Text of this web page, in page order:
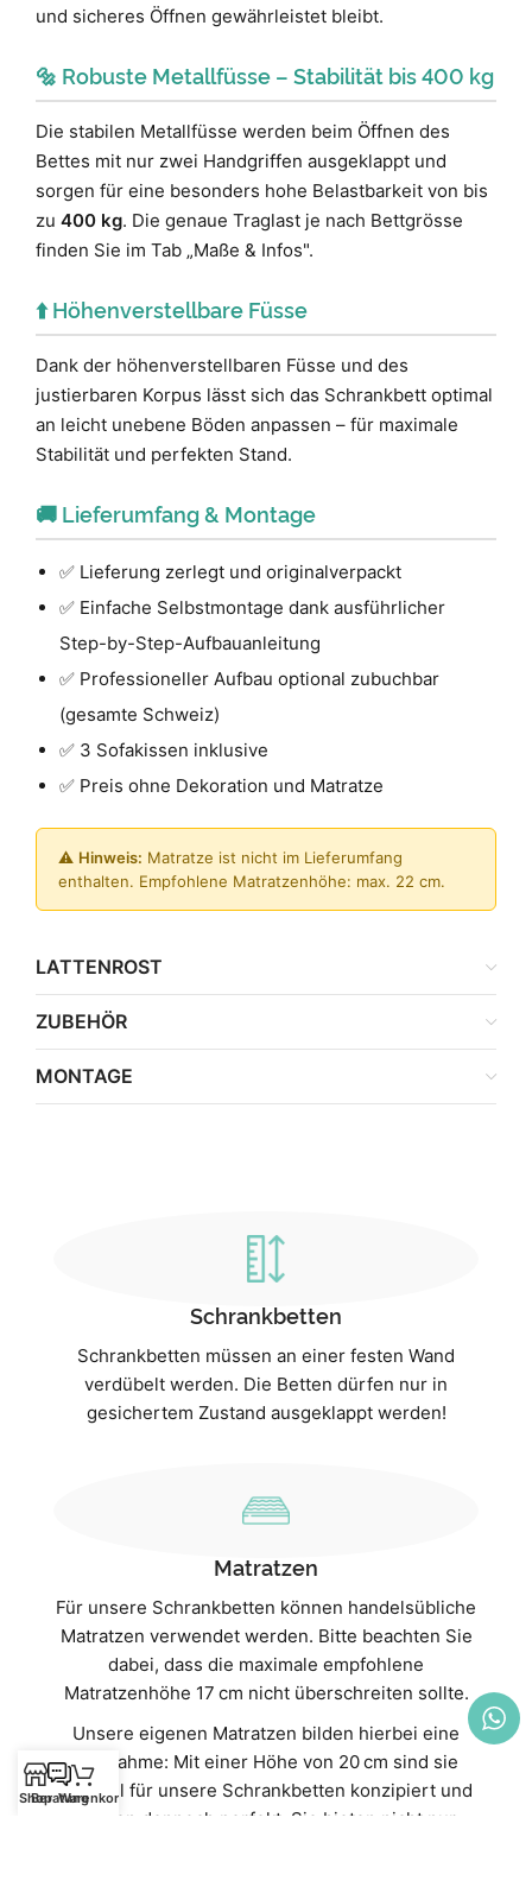
und sicheres Öffnen gewährleistet bleibt.
🔩 Robuste Metallfüsse – Stabilität bis 400 kg
Die stabilen Metallfüsse werden beim Öffnen des
Bettes mit nur zwei Handgriffen ausgeklappt und
sorgen für eine besonders hohe Belastbarkeit von bis
zu 400 kg. Die genaue Traglast je nach Bettgrösse
finden Sie im Tab „Maße & Infos".
⬆️ Höhenverstellbare Füsse
Dank der höhenverstellbaren Füsse und des
justierbaren Korpus lässt sich das Schrankbett optimal
an leicht unebene Böden anpassen – für maximale
Stabilität und perfekten Stand.
🚚 Lieferumfang & Montage
✅ Lieferung zerlegt und originalverpackt
✅ Einfache Selbstmontage dank ausführlicher
Step-by-Step-Aufbauanleitung
✅ Professioneller Aufbau optional zubuchbar
(gesamte Schweiz)
✅ 3 Sofakissen inklusive
✅ Preis ohne Dekoration und Matratze
⚠️ Hinweis: Matratze ist nicht im Lieferumfang
enthalten. Empfohlene Matratzenhöhe: max. 22 cm.
LATTENROST
ZUBEHÖR
MONTAGE
Schrankbetten
Schrankbetten müssen an einer festen Wand
verdübelt werden. Die Betten dürfen nur in
gesichertem Zustand ausgeklappt werden!
Matratzen
Für unsere Schrankbetten können handelsübliche
Matratzen verwendet werden. Bitte beachten Sie
dabei, dass die maximale empfohlene
Matratzenhöhe 17 cm nicht überschreiten sollte.
Unsere eigenen Matratzen bilden hierbei eine
Ausnahme: Mit einer Höhe von 20 cm sind sie
speziell für unsere Schrankbetten konzipiert und
passen dennoch perfekt. Sie bieten nicht nur
Shop
BeratungWarenkorb